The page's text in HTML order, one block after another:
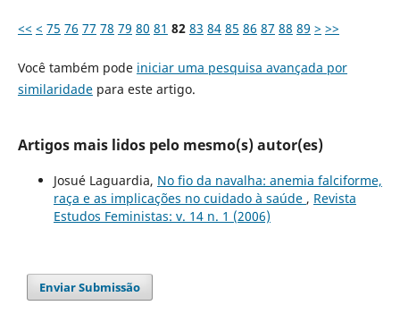
<< < 75 76 77 78 79 80 81 82 83 84 85 86 87 88 89 > >>
Você também pode iniciar uma pesquisa avançada por
similaridadepara este artigo.
Artigos mais lidos pelo mesmo(s) autor(es)
Josué Laguardia, No fio da navalha: anemia falciforme,
raça e as implicações no cuidado à saúde , Revista
Estudos Feministas: v. 14 n. 1 (2006)
Enviar Submissão